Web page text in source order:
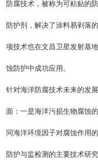
防腐技术，被称为可粘贴的
防护剂，解决了涂料易剥落
项技术也在文昌卫星发射基
蚀防护中成功应用。
针对海洋防腐技术未来的发
面：一是海洋污损生物腐蚀
同海洋环境因子对腐蚀作用
防护与监检测的主要技术研究